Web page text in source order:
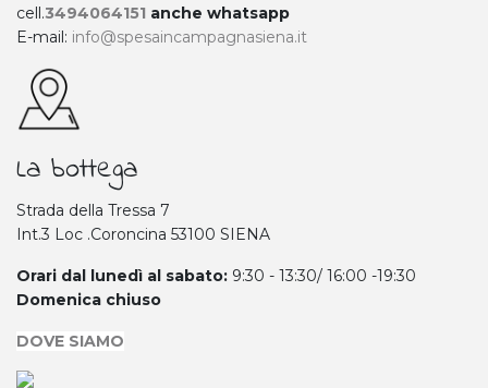
cell.3494064151 anche whatsapp
E-mail: info@spesaincampagnasiena.it
La bottega
Strada della Tressa 7
Int.3 Loc .Coroncina 53100 SIENA
Orari dal lunedì al sabato: 9:30 - 13:30/ 16:00 -19:30
Domenica chiuso
DOVE SIAMO